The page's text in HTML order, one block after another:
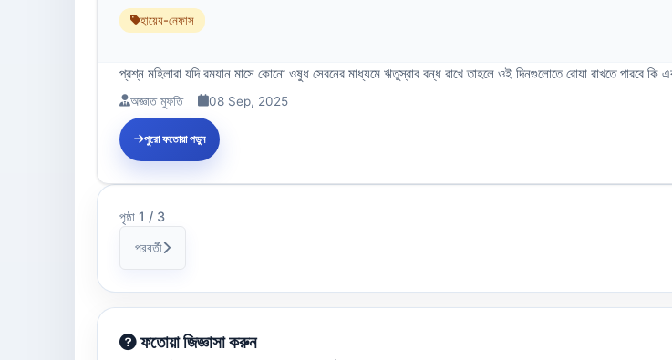
হায়েয-নেফাস
প্রশ্ন মহিলারা যদি রমযান মাসে কোনো ওষুধ সেবনের মাধ্যমে ঋতুস্রাব বন্ধ রাখে তাহলে ওই দিনগুলোতে রোযা রাখতে পারবে
অজ্ঞাত মুফতি 08 Sep, 2025
পুরো ফতোয়া পড়ুন
পৃষ্ঠা 1 / 3
পরবর্তী
ফতোয়া জিজ্ঞাসা করুন